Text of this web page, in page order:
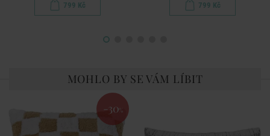
799 Kč 799 Kč
MOHLO BY SE VÁM LÍBIT
-30%